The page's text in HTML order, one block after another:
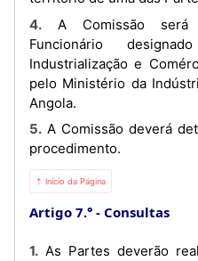
4. A Comissão será co-presidida pelo Alto
Funcionário
Industrialização e
pelo Ministério da
Angola.
5. A Comissão deverá determinar as suas regras de
procedimento.
⇡ Início da Página
Artigo 7.° Consultas
1. As Partes deverão realizar reuniões e consultas